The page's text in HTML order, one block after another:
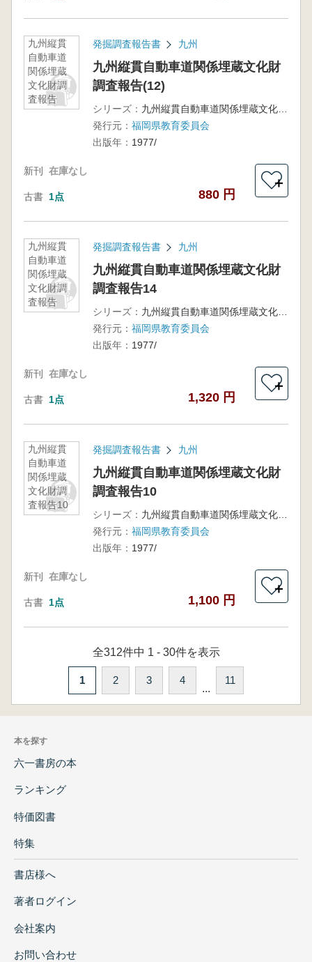
九州縦貫
自動車道
関係埋蔵
文化財調
査報告
(12)
発掘調査報告書 九州
九州縦貫自動車道関係埋蔵文化財
調査報告(12)
シリーズ：
九州縦貫自動車道関係埋蔵文化財調査報告12
発行元： 福岡県教育委員会
出版年： 1977/
新刊 在庫なし
古書 1点 880 円
＋
九州縦貫
自動車道
関係埋蔵
文化財調
査報告
14
発掘調査報告書 九州
九州縦貫自動車道関係埋蔵文化財
調査報告14
シリーズ：
九州縦貫自動車道関係埋蔵文化財調査報告
発行元： 福岡県教育委員会
出版年： 1977/
新刊 在庫なし
古書 1点 1,320 円
＋
九州縦貫
自動車道
関係埋蔵
文化財調
査報告10
発掘調査報告書 九州
九州縦貫自動車道関係埋蔵文化財
調査報告10
シリーズ：
九州縦貫自動車道関係埋蔵文化財調査報告
発行元： 福岡県教育委員会
出版年： 1977/
新刊 在庫なし
古書 1点 1,100 円
＋
全312件中 1 - 30件を表示
1 2 3 4
...
11
本を探す
六一書房の本
ランキング
特価図書
特集
書店様へ
著者ログイン
会社案内
お問い合わせ